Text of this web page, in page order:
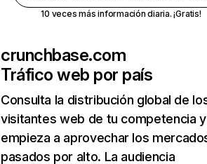
10 veces más información diaria. ¡Gratis!
crunchbase.com
Tráfico web por país
Consulta la distribución global de
visitantes web de tu competencia y
empieza a aprovechar los
pasados por alto. La audiencia